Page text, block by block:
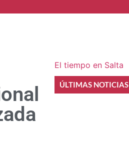
El tiempo en Salta
ÚLTIMAS NOTICIAS